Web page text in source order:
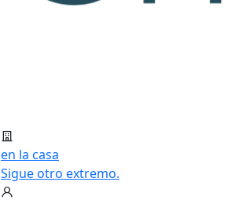
en la casa
Sigue otro extremo.